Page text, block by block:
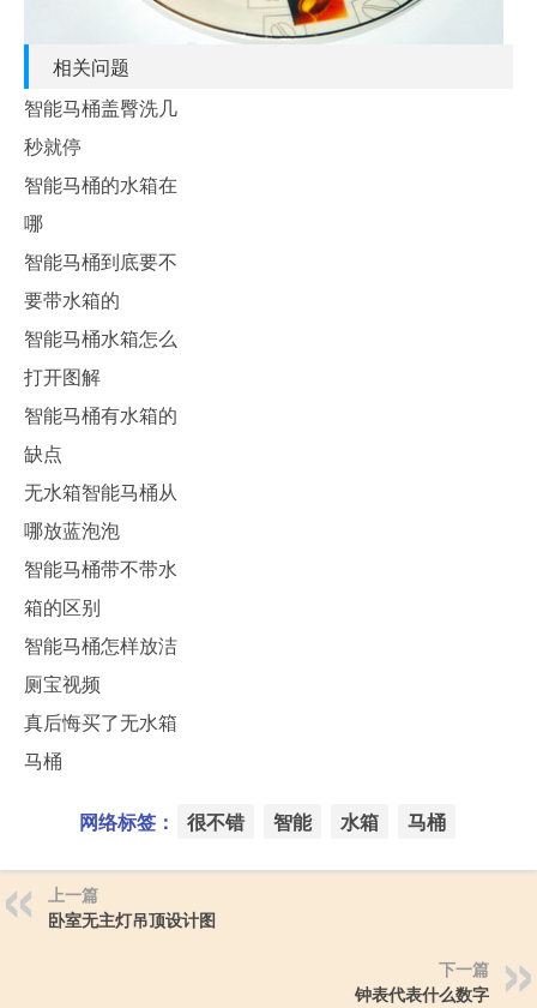
相关问题
智能马桶盖臀洗几
秒就停
智能马桶的水箱在
哪
智能马桶到底要不
要带水箱的
智能马桶水箱怎么
打开图解
智能马桶有水箱的
缺点
无水箱智能马桶从
哪放蓝泡泡
智能马桶带不带水
箱的区别
智能马桶怎样放洁
厕宝视频
真后悔买了无水箱
马桶
网络标签： 很不错 智能 水箱 马桶
上一篇
卧室无主灯吊顶设计图
下一篇
钟表代表什么数字